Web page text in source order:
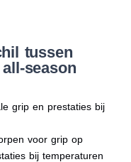
tussen
season
grip en prestaties bij
voor grip op
bij temperaturen